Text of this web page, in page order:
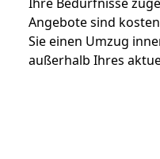
Angebote sind
Sie einen Umzug
außerhalb Ihres